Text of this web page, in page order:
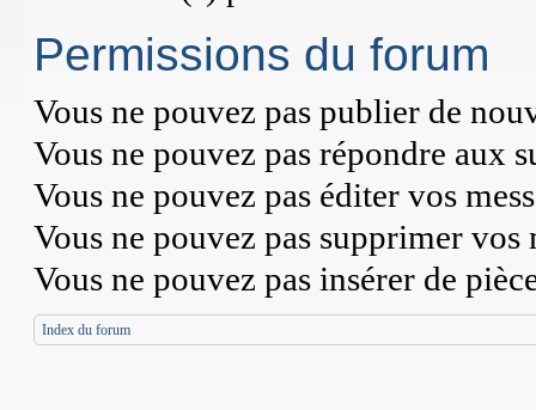
Permissions du forum
Vous ne pouvez pas publier de
Vous ne pouvez pas répondre aux
Vous ne pouvez pas éditer vos
Vous ne pouvez pas supprimer vos
Vous ne pouvez pas insérer de
Index du forum